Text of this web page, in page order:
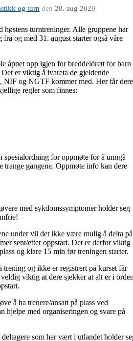
og turn den 28. aug 2020
høstens turntreninger. Alle gruppene har
og med 31. august starter også våre
åpnet opp igjen for breddeidrett for barn
er viktig å ivareta de gjeldende
NIF og NGTF kommer med. Her får dere
regler som finnes:
spesialordning for oppmøte for å unngå
trange gangene. Oppmøte info kan dere
med sykdomssymptomer holder seg
under vil det ikke være mulig å delta på
sent/etter oppstart. Det er derfor viktig
og klare 15 min før treningen starter.
trening og ikke er registrert på kurset får
viktig at dere sjekker at alt er i
å ha trenere/ansatt på plass ved
hjelpe med organiseringen og svare på
som har vært i utlandet holder